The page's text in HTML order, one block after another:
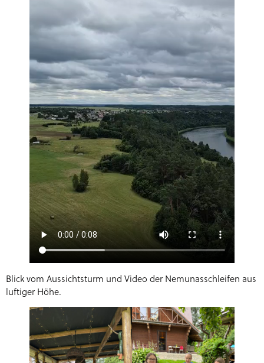
Blick vom Aussichtsturm und Video der Nemunasschleifen aus
luftiger Höhe.